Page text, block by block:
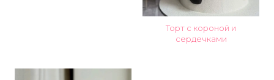
Торт с короной и
сердечками